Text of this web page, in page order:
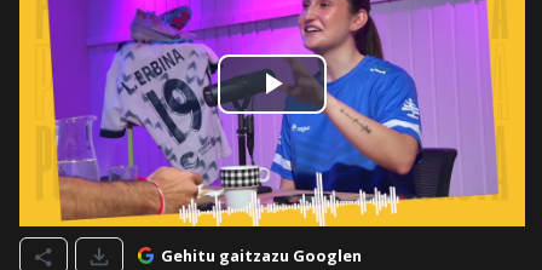
Gehitu gaitzazu Googlen